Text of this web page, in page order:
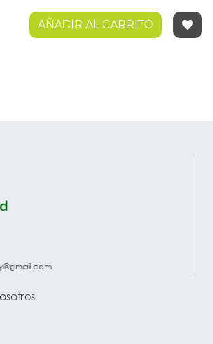
AÑADIR AL CARRITO